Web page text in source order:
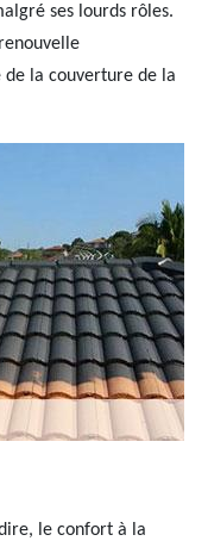
ses lourds rôles.
la couverture de la
le confort à la